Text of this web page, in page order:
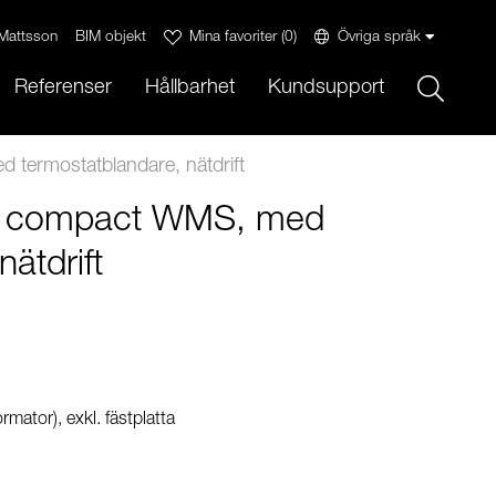
BIM objekt Mina favoriter(0) Övriga språk
Referenser Hållbarhet Kundsupport
termostatblandare, nätdrift
WMS, med
exkl. fästplatta